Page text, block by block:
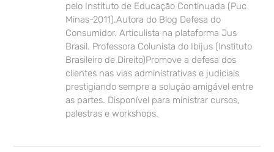
pelo Instituto de Educação Continuada (Puc
Minas-2011).Autora do Blog Defesa do
Consumidor. Articulista na plataforma Jus
Brasil. Professora Colunista do Ibijus (Instituto
Brasileiro de Direito)Promove a defesa dos
clientes nas vias administrativas e judiciais
prestigiando sempre a solução amigável entre
as partes. Disponível para ministrar cursos,
palestras e workshops.